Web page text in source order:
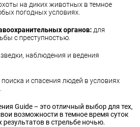
на диких животных в темное
погодных условиях.
органов: для
с преступностью.
наблюдения и ведения
поиска и спасения людей в условиях
Guide – это отличный выбор для тех,
возможности в темное время суток
в стрельбе ночью.